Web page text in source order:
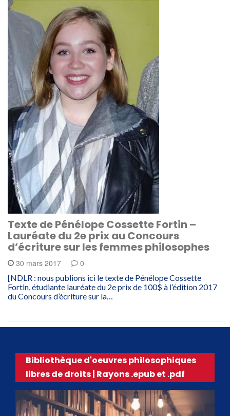
Texte de Pénélope Cossette Fortin –
Lauréate du 2e prix au Concours
d’écriture sur les femmes philosophes
30 mars 2017 0
[NDLR : nous publions ici le texte de Pénélope Cossette
Fortin, étudiante lauréate du 2e prix de 100$ à l’édition 2017
du Concours d’écriture sur la…
Bibliothèque d'oeuvres philosophiques
libres de droits | Rayons .epub et .pdf